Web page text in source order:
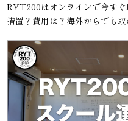
RYT200はオンラインで今す
措置？費用は？海外からでも取